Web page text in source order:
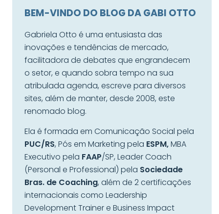
BEM-VINDO DO BLOG DA GABI OTTO
Gabriela Otto é uma entusiasta das
inovações e tendências de mercado,
facilitadora de debates que engrandecem
o setor, e quando sobra tempo na sua
atribulada agenda, escreve para diversos
sites, além de manter, desde 2008, este
renomado blog.
Ela é formada em Comunicação Social pela
PUC/RS, Pós em Marketing pela ESPM,MBA
Executivo pela FAAP/SP, Leader Coach
(Personal e Professional) pela Sociedade
Bras. de Coaching, além de 2 certificações
internacionais como Leadership
Development Trainer e Business Impact